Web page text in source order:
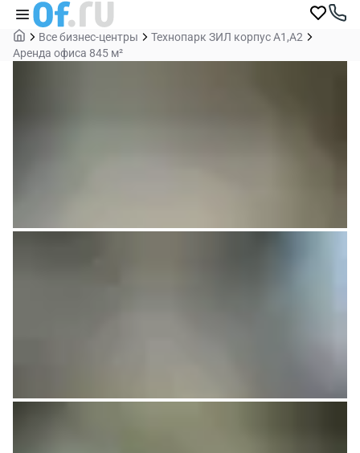
Все бизнес-центры
Технопарк ЗИЛ корпус А1,А2
Аренда офиса 845 м²